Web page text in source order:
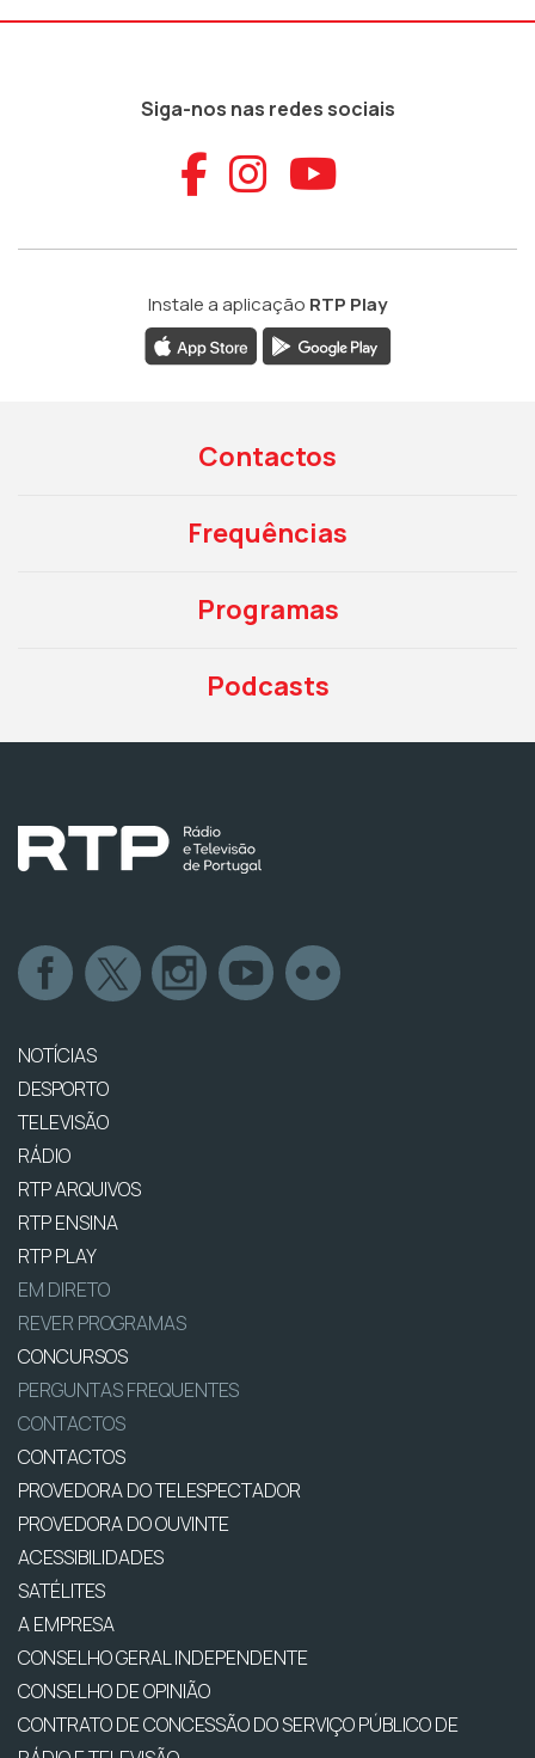
Siga-nos nas redes sociais
Aceder ao
Aceder ao
Aceder
Instale a aplicação RTP Play
Contactos
Frequências
Programas
Podcasts
NOTÍCIAS
DESPORTO
TELEVISÃO
RÁDIO
RTP ARQUIVOS
RTP ENSINA
RTP PLAY
EM DIRETO
REVER PROGRAMAS
CONCURSOS
PERGUNTAS FREQUENTES
CONTACTOS
CONTACTOS
PROVEDORA DO TELESPECTADOR
PROVEDORA DO OUVINTE
ACESSIBILIDADES
SATÉLITES
A EMPRESA
CONSELHO GERAL INDEPENDENTE
CONSELHO DE OPINIÃO
CONTRATO DE CONCESSÃO DO SERVIÇO PÚBLICO DE